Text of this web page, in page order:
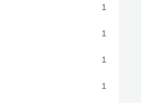
1
1
1
1